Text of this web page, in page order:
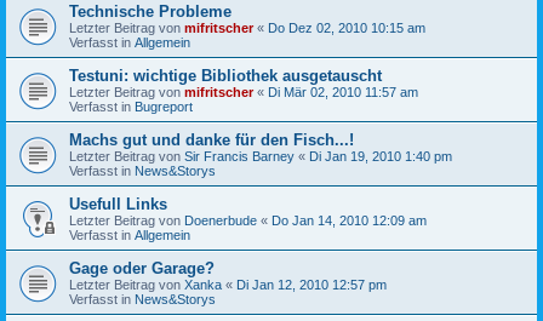
Technische Probleme
Letzter Beitrag von mifritscher« Do Dez 02, 2010 10:15 am
Verfasst in Allgemein
Testuni: wichtige Bibliothek ausgetauscht
Letzter Beitrag von mifritscher« Di Mär 02, 2010 11:57 am
Verfasst in Bugreport
Machs gut und danke für den Fisch...!
Letzter Beitrag von Sir Francis Barney « Di Jan 19, 2010 1:40 pm
Verfasst in News&Storys
Usefull Links
Letzter Beitrag von Doenerbude « Do Jan 14, 2010 12:09 am
Verfasst in Allgemein
Gage oder Garage?
Letzter Beitrag von Xanka « Di Jan 12, 2010 12:57 pm
Verfasst in News&Storys